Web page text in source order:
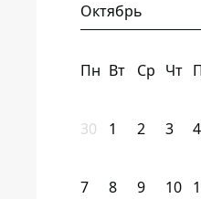
Октябрь
Пн Вт Ср Чт
30 1 2 3 4
7 8 9 10